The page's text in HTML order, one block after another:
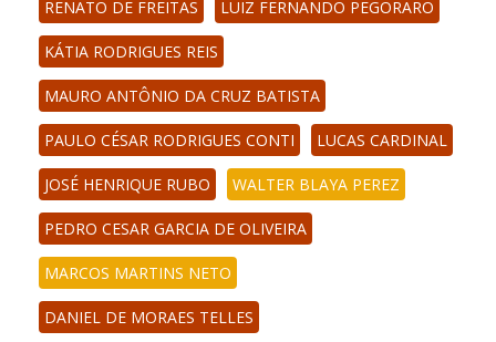
RENATO DE FREITAS LUIZ FERNANDO PEGORARO
KÁTIA RODRIGUES REIS
MAURO ANTÔNIO DA CRUZ BATISTA
PAULO CÉSAR RODRIGUES CONTI LUCAS CARDINAL
JOSÉ HENRIQUE RUBO WALTER BLAYA PEREZ
PEDRO CESAR GARCIA DE OLIVEIRA
MARCOS MARTINS NETO
DANIEL DE MORAES TELLES